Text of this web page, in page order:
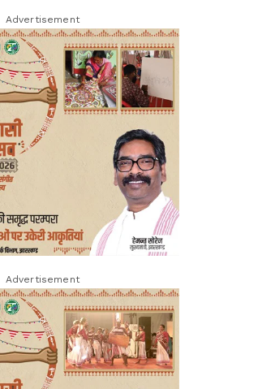
Advertisement
Advertisement